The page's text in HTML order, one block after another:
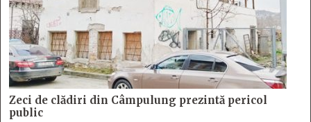
Zeci de clădiri din Câmpulung prezintă pericol
public